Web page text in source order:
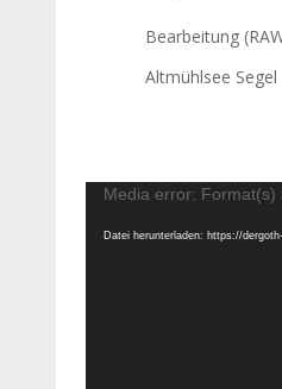
Bearbeitung
Altmühlsee Segel
Video-
Media error:
Datei herunterladen: https://